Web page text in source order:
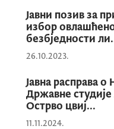
Јавни позив за
избор
безбједности
26.10.2023.
Јавна расправа
Државне
Острво цвиј...
11.11.2024.